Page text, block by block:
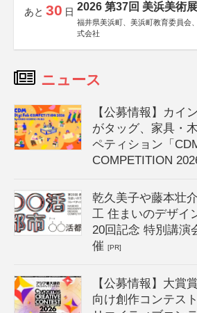
あと 30 日 2026 第37回 美浜美術展
福井県美浜町、美浜町教育委員会
式会社
ニュース
【公募情報】カイ
がタッグ、家具・
ペティション「
COMPETITION
乾久美子や藤本壮
工 住まいのデザイ
20回記念 特別講演
催[PR]
【公募情報】大賞
向け創作コンテス